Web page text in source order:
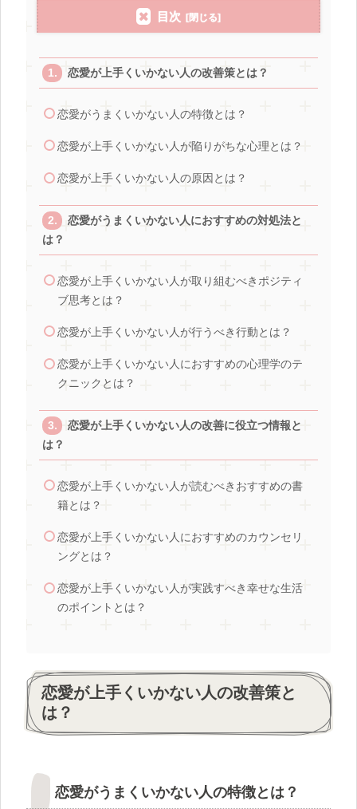
目次
恋愛が上手くいかない人の改善策とは？
恋愛がうまくいかない人の特徴とは？
恋愛が上手くいかない人が陥りがちな心理とは？
恋愛が上手くいかない人の原因とは？
恋愛がうまくいかない人におすすめの対処法と
は？
恋愛が上手くいかない人が取り組むべきポジティ
ブ思考とは？
恋愛が上手くいかない人が行うべき行動とは？
恋愛が上手くいかない人におすすめの心理学のテ
クニックとは？
恋愛が上手くいかない人の改善に役立つ情報と
は？
恋愛が上手くいかない人が読むべきおすすめの書
籍とは？
恋愛が上手くいかない人におすすめのカウンセリ
ングとは？
恋愛が上手くいかない人が実践すべき幸せな生活
のポイントとは？
恋愛が上手くいかない人の改善策と
は？
恋愛がうまくいかない人の特徴とは？